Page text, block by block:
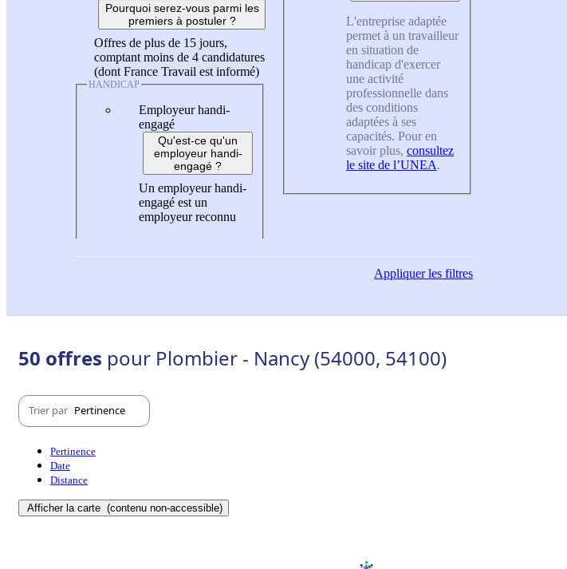
Pourquoi serez-vous parmi les
premiers à postuler ?
Offres de plus de 15 jours,
comptant moins de 4 candidatures
(dont France Travail est informé)
HANDICAP
Employeur handi-
engagé
Qu'est-ce qu'un
employeur handi-
engagé ?
Un employeur handi-
engagé est un
employeur reconnu
L'entreprise adaptée
permet à un travailleur
en situation de
handicap d'exercer
une activité
professionnelle dans
des conditions
adaptées à ses
capacités. Pour en
savoir plus, consultez
le site de l’UNEA.
Appliquerles filtres
50 offres pour Plombier - Nancy (54000, 54100)
Trier par Pertinence
Pertinence
Date
Distance
Afficher la carte (contenu non-accessible)